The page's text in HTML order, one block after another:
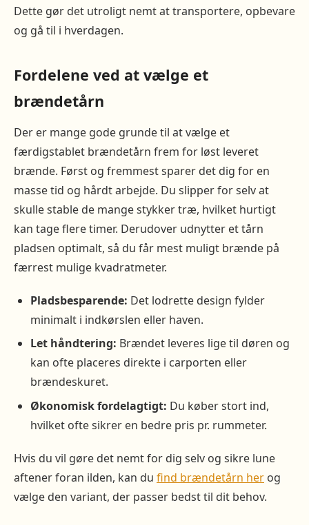
Dette gør det utroligt nemt at transportere, opbevare
og gå til i hverdagen.
Fordelene ved at vælge et
brændetårn
Der er mange gode grunde til at vælge et
færdigstablet brændetårn frem for løst leveret
brænde. Først og fremmest sparer det dig for en
masse tid og hårdt arbejde. Du slipper for selv at
skulle stable de mange stykker træ, hvilket hurtigt
kan tage flere timer. Derudover udnytter et tårn
pladsen optimalt, så du får mest muligt brænde på
færrest mulige kvadratmeter.
Pladsbesparende: Det lodrette design fylder
minimalt i indkørslen eller haven.
Let håndtering: Brændet leveres lige til døren og
kan ofte placeres direkte i carporten eller
brændeskuret.
Økonomisk fordelagtigt: Du køber stort ind,
hvilket ofte sikrer en bedre pris pr. rummeter.
Hvis du vil gøre det nemt for dig selv og sikre lune
aftener foran ilden, kan du find brændetårn her og
vælge den variant, der passer bedst til dit behov.